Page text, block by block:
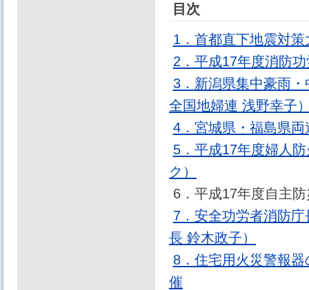
目次
1．首都直下地震対策
2．平成17年度消防
3．新潟県集中豪雨
全国地婦連 浅野幸子
4．宮城県・福島県
5．平成17年度婦人
ク）
6．平成17年度自主
7．安全功労者消防
長 鈴木政子）
8．住宅用火災警報
催